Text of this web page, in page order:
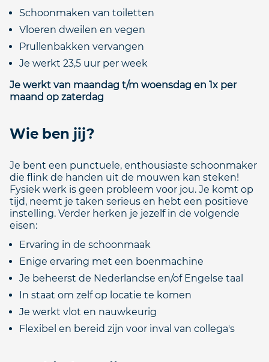
Schoonmaken van toiletten
Vloeren dweilen en vegen
Prullenbakken vervangen
Je werkt 23,5 uur per week
Je werkt van maandag t/m woensdag en 1x per
maand op zaterdag
Wie ben jij?
Je bent een punctuele, enthousiaste schoonmaker
die flink de handen uit de mouwen kan steken!
Fysiek werk is geen probleem voor jou. Je komt op
tijd, neemt je taken serieus en hebt een positieve
instelling. Verder herken je jezelf in de volgende
eisen:
Ervaring in de schoonmaak
Enige ervaring met een boenmachine
Je beheerst de Nederlandse en/of Engelse taal
In staat om zelf op locatie te komen
Je werkt vlot en nauwkeurig
Flexibel en bereid zijn voor inval van collega's